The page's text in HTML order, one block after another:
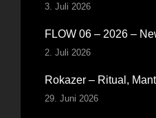
3. Juli 2026
FLOW 06 – 2026 –
2. Juli 2026
Rokazer – Ritual,
29. Juni 2026